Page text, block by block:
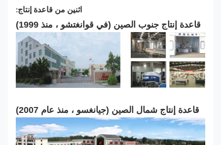
اثنين من قاعدة إنتاج:
قاعدة إنتاج جنوب الصين (في قوانغتشو ، منذ 1999)
قاعدة إنتاج شمال الصين (جيانغسو ، منذ عام 2007)